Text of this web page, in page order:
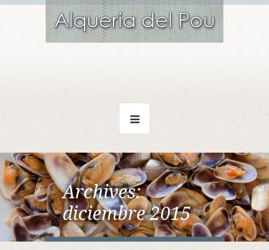
Archives:
diciembre 2015